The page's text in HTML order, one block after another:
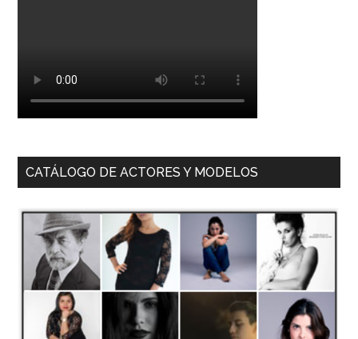
CATÁLOGO DE ACTORES Y MODELOS